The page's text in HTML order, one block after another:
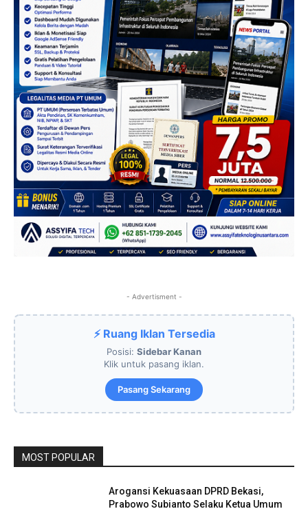
- Advertisment -
⚡ Ruang Iklan Tersedia
Posisi: Sidebar Kanan
Klik untuk pasang iklan.
Pasang Sekarang
MOST POPULAR
Arogansi Kekuasaan DPRD Bekasi,
Prabowo Subianto Selaku Ketua Umum